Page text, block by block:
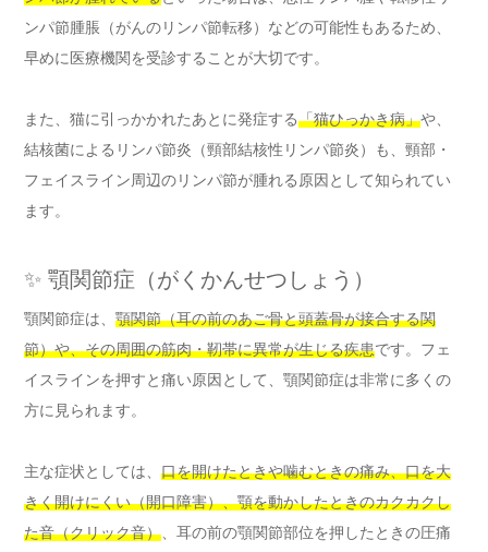
ンパ節腫脹（がんのリンパ節転移）などの可能性もあるため、
早めに医療機関を受診することが大切です。
また、猫に引っかかれたあとに発症する「猫ひっかき病」や、
結核菌によるリンパ節炎（頸部結核性リンパ節炎）も、頸部・
フェイスライン周辺のリンパ節が腫れる原因として知られてい
ます。
✨ 顎関節症（がくかんせつしょう）
顎関節症は、 顎関節（耳の前のあご骨と頭蓋骨が接合する関
節）や、その周囲の筋肉・靭帯に異常が生じる疾患です。フェ
イスラインを押すと痛い原因として、顎関節症は非常に多くの
方に見られます。
主な症状としては、 口を開けたときや噛むときの痛み、口を大
きく開けにくい（開口障害）、顎を動かしたときのカクカクし
た音（クリック音）、耳の前の顎関節部位を押したときの圧痛